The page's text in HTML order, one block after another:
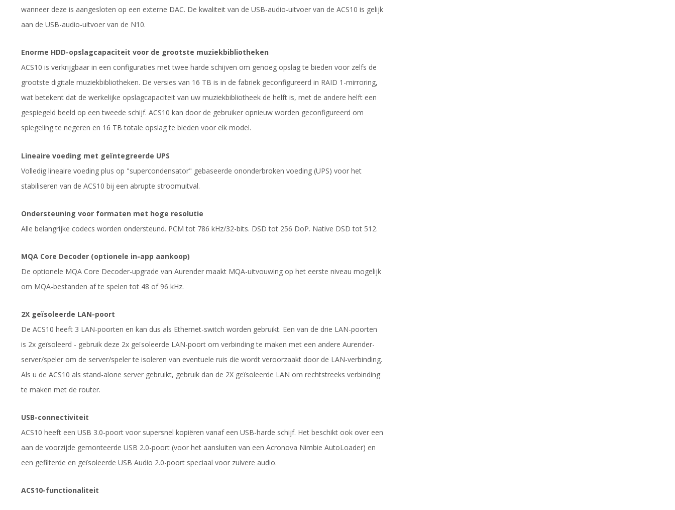
wanneer deze is aangesloten op een externe DAC. De kwaliteit van de USB-audio-uitvoer van de ACS10 is gelijk
aan de USB-audio-uitvoer van de N10.
Enorme HDD-opslagcapaciteit voor de grootste muziekbibliotheken
ACS10 is verkrijgbaar in een configuraties met twee harde schijven om genoeg opslag te bieden voor zelfs de
grootste digitale muziekbibliotheken. De versies van 16 TB is in de fabriek geconfigureerd in RAID 1-mirroring,
wat betekent dat de werkelijke opslagcapaciteit van uw muziekbibliotheek de helft is, met de andere helft een
gespiegeld beeld op een tweede schijf. ACS10 kan door de gebruiker opnieuw worden geconfigureerd om
spiegeling te negeren en 16 TB totale opslag te bieden voor elk model.
Lineaire voeding met geïntegreerde UPS
Volledig lineaire voeding plus op "supercondensator" gebaseerde ononderbroken voeding (UPS) voor het
stabiliseren van de ACS10 bij een abrupte stroomuitval.
Ondersteuning voor formaten met hoge resolutie
Alle belangrijke codecs worden ondersteund. PCM tot 786 kHz/32-bits. DSD tot 256 DoP. Native DSD tot 512.
MQA Core Decoder (optionele in-app aankoop)
De optionele MQA Core Decoder-upgrade van Aurender maakt MQA-uitvouwing op het eerste niveau mogelijk
om MQA-bestanden af ​​te spelen tot 48 of 96 kHz.
2X geïsoleerde LAN-poort
De ACS10 heeft 3 LAN-poorten en kan dus als Ethernet-switch worden gebruikt. Een van de drie LAN-poorten
is 2x geïsoleerd - gebruik deze 2x geïsoleerde LAN-poort om verbinding te maken met een andere Aurender-
server/speler om de server/speler te isoleren van eventuele ruis die wordt veroorzaakt door de LAN-verbinding.
Als u de ACS10 als stand-alone server gebruikt, gebruik dan de 2X geïsoleerde LAN om rechtstreeks verbinding
te maken met de router.
USB-connectiviteit
ACS10 heeft een USB 3.0-poort voor supersnel kopiëren vanaf een USB-harde schijf. Het beschikt ook over een
aan de voorzijde gemonteerde USB 2.0-poort (voor het aansluiten van een Acronova Nimbie AutoLoader) en
een gefilterde en geïsoleerde USB Audio 2.0-poort speciaal voor zuivere audio.
ACS10-functionaliteit